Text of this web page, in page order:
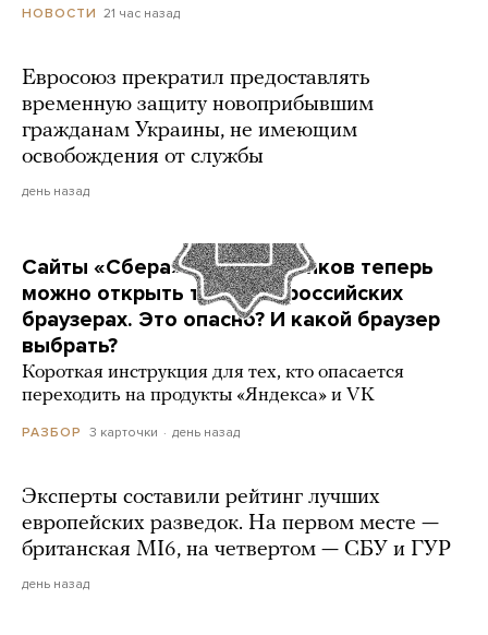
НОВОСТИ 21 час назад
Евросоюз прекратил предоставлять
временную защиту новоприбывшим
гражданам Украины, не имеющим
освобождения от службы
день назад
Сайты «Сбера» и других банков теперь
можно открыть только в российских
браузерах. Это опасно? И какой браузер
выбрать?
Короткая инструкция для тех, кто опасается
переходить на продукты «Яндекса» и VK
РАЗБОР 3 карточки день назад
Эксперты составили рейтинг лучших
европейских разведок. На первом месте —
британская MI6, на четвертом — СБУ и ГУР
день назад